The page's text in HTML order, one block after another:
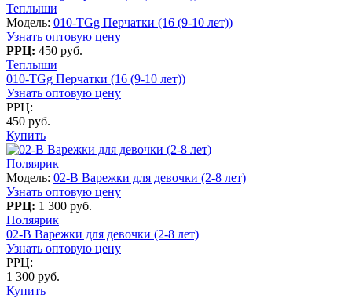
Теплыши
Модель: 010-TGg Перчатки (16 (9-10 лет))
Узнать оптовую цену
РРЦ: 450 руб.
Теплыши
010-TGg Перчатки (16 (9-10 лет))
Узнать оптовую цену
РРЦ:
450 руб.
Купить
Поляярик
Модель: 02-B Варежки для девочки (2-8 лет)
Узнать оптовую цену
РРЦ: 1 300 руб.
Поляярик
02-B Варежки для девочки (2-8 лет)
Узнать оптовую цену
РРЦ:
1 300 руб.
Купить